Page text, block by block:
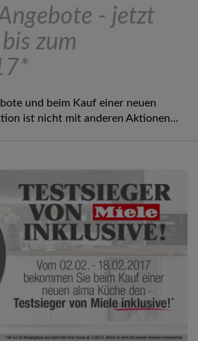
- jetzt
zum
und beim Kauf einer neuen
ist nicht mit anderen Aktionen...